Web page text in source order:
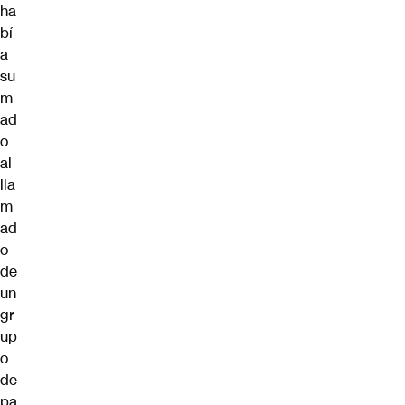
ha
bí
a
su
m
ad
o
al
lla
m
ad
o
de
un
gr
up
o
de